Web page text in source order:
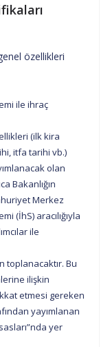
özellikleri
ile ihraç
(ilk kira
itfa tarihi vb.)
olan
Bakanlığın
Merkez
(İhS) aracılığıyla
ile
toplanacaktır. Bu
ilişkin
etmesi gereken
yayımlanan
yer